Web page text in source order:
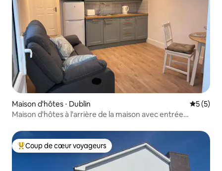
Maison d'hôtes ⋅ Dublin
5 (5)
Maison d'hôtes à l'arrière de la maison avec entrée
Coups de cœur voyageurs les plus appréciés
Coup de cœur voyageurs